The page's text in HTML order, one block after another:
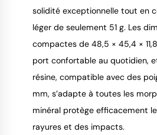
solidité exceptionnelle tout en
léger de seulement 51 g. Les
compactes de 48,5 × 45,4 ×
port confortable au quotidien,
résine, compatible avec des
mm, s’adapte à toutes les
minéral protège efficacement
rayures et des impacts.